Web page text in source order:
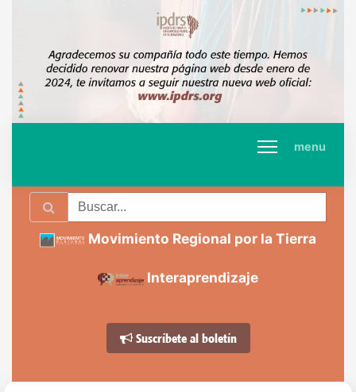
menu
Movimiento Regional por la Tierra
Interaprendizaje
Suscríbete al boletín